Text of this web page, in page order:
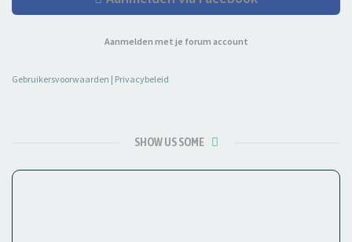
Aanmelden met je forum account
Gebruikersvoorwaarden | Privacybeleid
SHOW US SOME